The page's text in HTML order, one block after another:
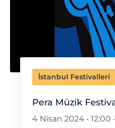
İstanbul Festivalleri
Pera Müzik
4 Nisan 2024 • 12:00